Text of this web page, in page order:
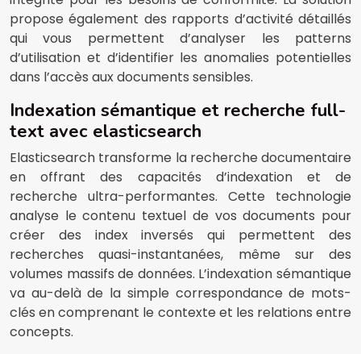
propose également des rapports d’activité détaillés
qui vous permettent d’analyser les patterns
d’utilisation et d’identifier les anomalies potentielles
dans l’accès aux documents sensibles.
Indexation sémantique et recherche full-
text avec elasticsearch
Elasticsearch transforme la recherche documentaire
en offrant des capacités d’indexation et de
recherche ultra-performantes. Cette technologie
analyse le contenu textuel de vos documents pour
créer des index inversés qui permettent des
recherches quasi-instantanées, même sur des
volumes massifs de données. L’indexation sémantique
va au-delà de la simple correspondance de mots-
clés en comprenant le contexte et les relations entre
concepts.